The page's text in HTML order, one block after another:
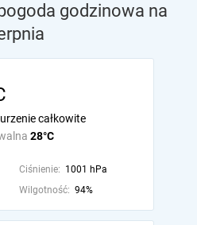
godzinowa na
28°C
całkowite
Ciśnienie: 1001 hPa
Wilgotność: 94%